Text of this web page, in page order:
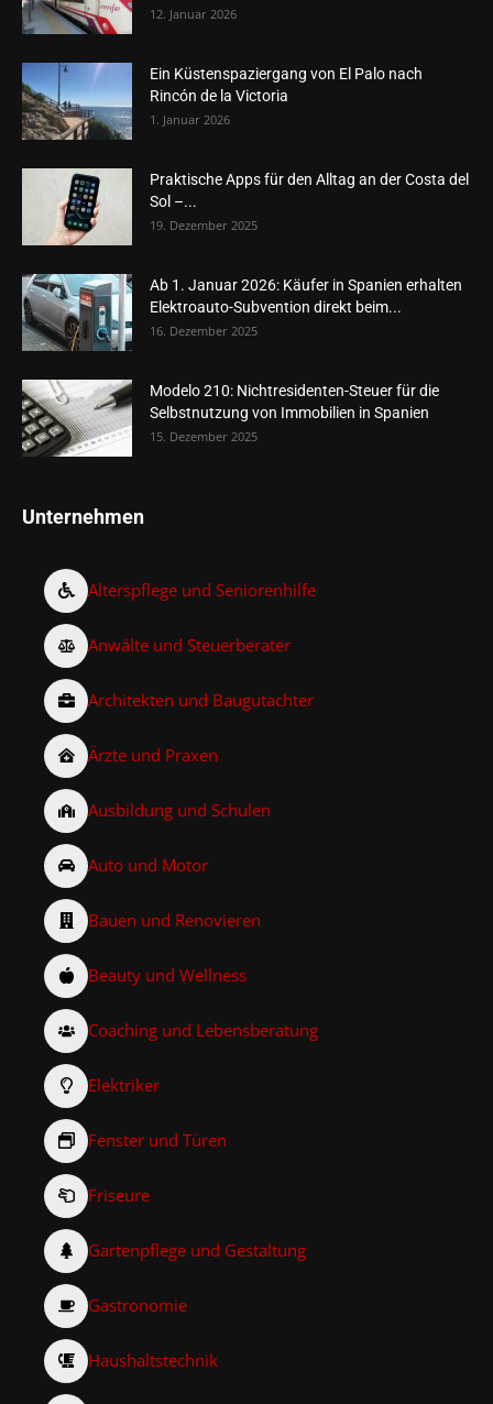
12. Januar 2026
Ein Küstenspaziergang von El Palo nach
Rincón de la Victoria
1. Januar 2026
Praktische Apps für den Alltag an der Costa del
Sol –...
19. Dezember 2025
Ab 1. Januar 2026: Käufer in Spanien erhalten
Elektroauto-Subvention direkt beim...
16. Dezember 2025
Modelo 210: Nichtresidenten-Steuer für die
Selbstnutzung von Immobilien in Spanien
15. Dezember 2025
Unternehmen
Alterspflege und Seniorenhilfe
Anwälte und Steuerberater
Architekten und Baugutachter
Ärzte und Praxen
Ausbildung und Schulen
Auto und Motor
Bauen und Renovieren
Beauty und Wellness
Coaching und Lebensberatung
Elektriker
Fenster und Türen
Friseure
Gartenpflege und Gestaltung
Gastronomie
Haushaltstechnik